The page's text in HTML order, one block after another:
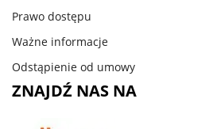
Prawo dostępu
Ważne informacje
Odstąpienie od umowy
ZNAJDŹ NAS NA